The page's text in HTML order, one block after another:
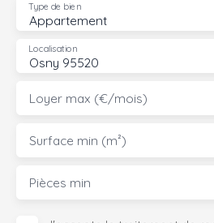
Appartement
Type de bien
Osny 95520
Localisation
Loyer max (€/mois)
Surface min (m²)
Pièces min